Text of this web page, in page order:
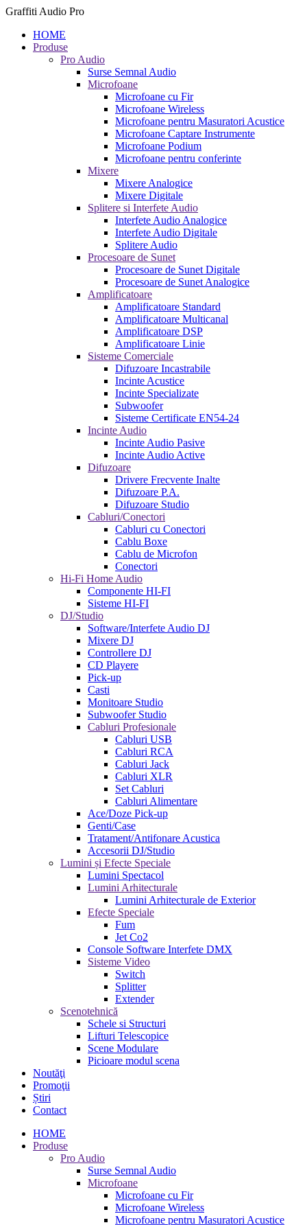
Graffiti Audio Pro
HOME
Produse
Pro Audio
Surse Semnal Audio
Microfoane
Microfoane cu Fir
Microfoane Wireless
Microfoane pentru Masuratori Acustice
Microfoane Captare Instrumente
Microfoane Podium
Microfoane pentru conferinte
Mixere
Mixere Analogice
Mixere Digitale
Splitere si Interfete Audio
Interfete Audio Analogice
Interfete Audio Digitale
Splitere Audio
Procesoare de Sunet
Procesoare de Sunet Digitale
Procesoare de Sunet Analogice
Amplificatoare
Amplificatoare Standard
Amplificatoare Multicanal
Amplificatoare DSP
Amplificatoare Linie
Sisteme Comerciale
Difuzoare Incastrabile
Incinte Acustice
Incinte Specializate
Subwoofer
Sisteme Certificate EN54-24
Incinte Audio
Incinte Audio Pasive
Incinte Audio Active
Difuzoare
Drivere Frecvente Inalte
Difuzoare P.A.
Difuzoare Studio
Cabluri/Conectori
Cabluri cu Conectori
Cablu Boxe
Cablu de Microfon
Conectori
Hi-Fi Home Audio
Componente HI-FI
Sisteme HI-FI
DJ/Studio
Software/Interfete Audio DJ
Mixere DJ
Controllere DJ
CD Playere
Pick-up
Casti
Monitoare Studio
Subwoofer Studio
Cabluri Profesionale
Cabluri USB
Cabluri RCA
Cabluri Jack
Cabluri XLR
Set Cabluri
Cabluri Alimentare
Ace/Doze Pick-up
Genti/Case
Tratament/Antifonare Acustica
Accesorii DJ/Studio
Lumini și Efecte Speciale
Lumini Spectacol
Lumini Arhitecturale
Lumini Arhitecturale de Exterior
Efecte Speciale
Fum
Jet Co2
Console Software Interfete DMX
Sisteme Video
Switch
Splitter
Extender
Scenotehnică
Schele si Structuri
Lifturi Telescopice
Scene Modulare
Picioare modul scena
Noutăţi
Promoţii
Știri
Contact
HOME
Produse
Pro Audio
Surse Semnal Audio
Microfoane
Microfoane cu Fir
Microfoane Wireless
Microfoane pentru Masuratori Acustice